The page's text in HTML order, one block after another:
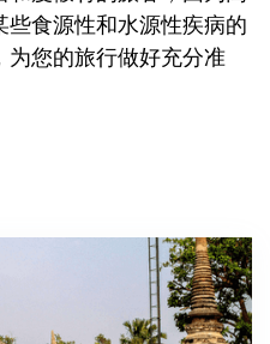
些食源性和水源性疾病的
为您的旅行做好充分准